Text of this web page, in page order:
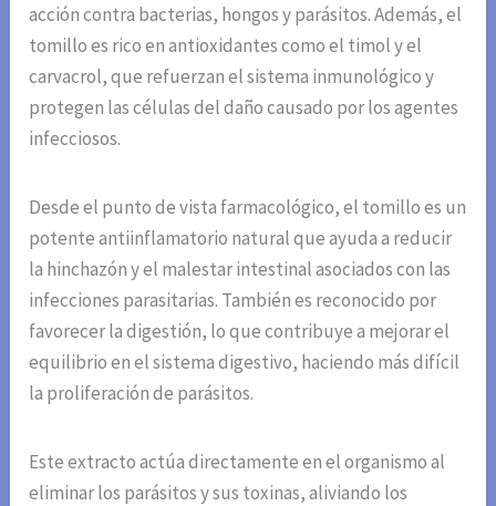
acción contra bacterias, hongos y parásitos. Además, el
tomillo es rico en antioxidantes como el timol y el
carvacrol, que refuerzan el sistema inmunológico y
protegen las células del daño causado por los agentes
infecciosos.
Desde el punto de vista farmacológico, el tomillo es un
potente antiinflamatorio natural que ayuda a reducir
la hinchazón y el malestar intestinal asociados con las
infecciones parasitarias. También es reconocido por
favorecer la digestión, lo que contribuye a mejorar el
equilibrio en el sistema digestivo, haciendo más difícil
la proliferación de parásitos.
Este extracto actúa directamente en el organismo al
eliminar los parásitos y sus toxinas, aliviando los